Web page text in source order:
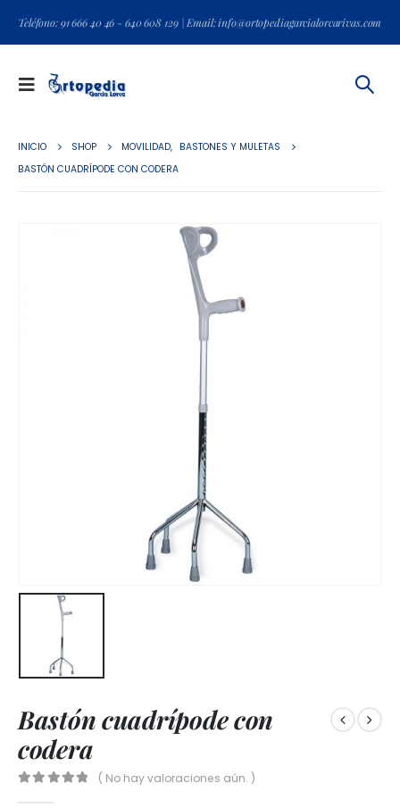
Teléfono: 91 666 40 46 - 640 608 129 | Email: info@ortopediagarcialorcarivas.com
INICIO SHOP MOVILIDAD, BASTONES Y MULETAS
BASTÓN CUADRÍPODE CON CODERA
Bastón cuadrípode con
codera
( No hay valoraciones aún. )